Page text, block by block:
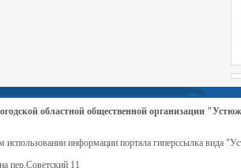
областной общественной организации
информации портала гиперссылка вида
пер.Советский 11